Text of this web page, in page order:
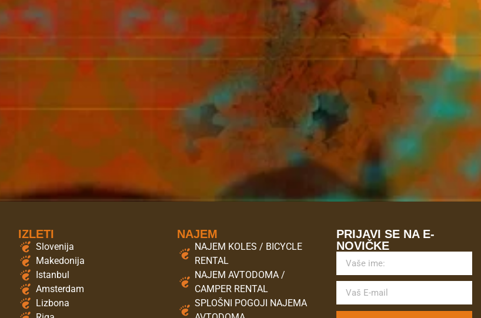
IZLETI
Slovenija
Makedonija
Istanbul
Amsterdam
Lizbona
NAJEM
NAJEM KOLES / BICYCLE
RENTAL
NAJEM AVTODOMA /
CAMPER RENTAL
SPLOŠNI POGOJI NAJEMA
PRIJAVI SE NA E-
NOVIČKE